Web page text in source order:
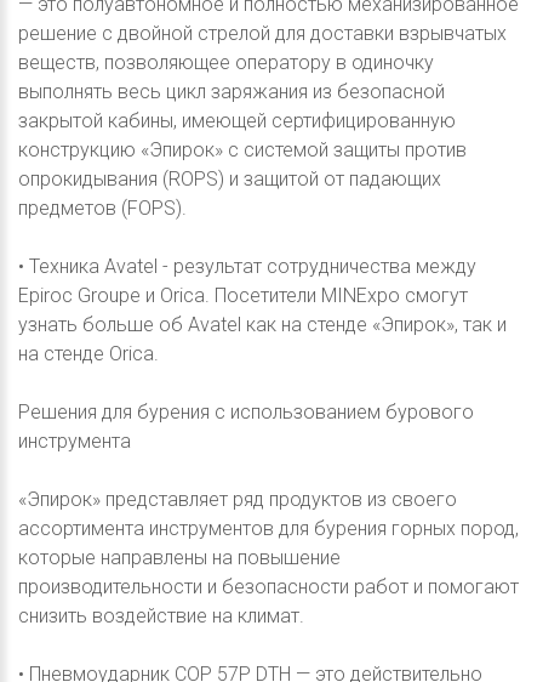
решение с двойной стрелой для доставки взрывчатых
веществ, позволяющее оператору в одиночку
выполнять весь цикл заряжания из безопасной
закрытой кабины, имеющей сертифицированную
конструкцию «Эпирок» с системой защиты против
опрокидывания (ROPS) и защитой от падающих
предметов (FOPS).
• Техника Avatel - результат сотрудничества между
Epiroc Groupe и Orica. Посетители MINExpo смогут
узнать больше об Avatel как на стенде «Эпирок», так и
на стенде Orica.
Решения для бурения с использованием бурового
инструмента
«Эпирок» представляет ряд продуктов из своего
ассортимента инструментов для бурения горных пород,
которые направлены на повышение
производительности и безопасности работ и помогают
снизить воздействие на климат.
• Пневмоударник COP 57P DTH — это действительно